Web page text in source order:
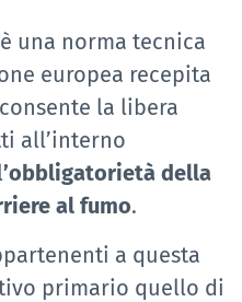
è una norma tecnica
europea recepita
la libera
all’interno
’obbligatorietà della
al fumo.
a questa
primario quello di